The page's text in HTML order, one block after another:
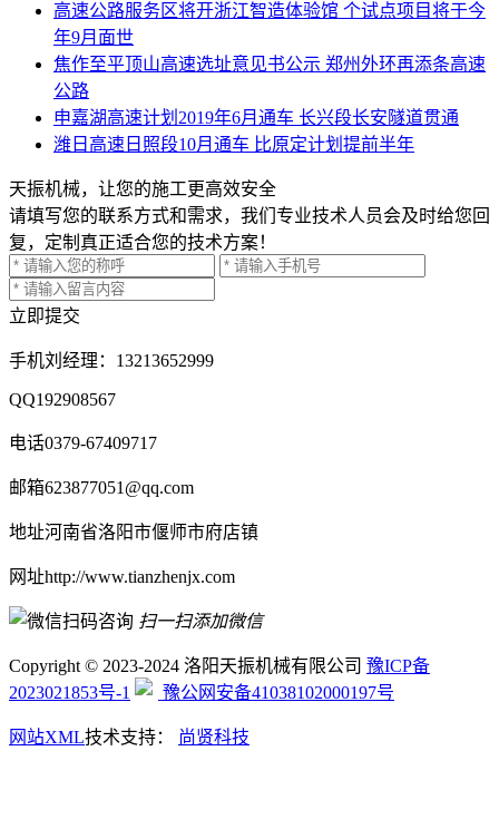
高速公路服务区将开浙江智造体验馆 个试点项目将于今
年9月面世
焦作至平顶山高速选址意见书公示 郑州外环再添条高速
公路
申嘉湖高速计划2019年6月通车 长兴段长安隧道贯通
潍日高速日照段10月通车 比原定计划提前半年
天振机械，让您的施工更高效安全
请填写您的联系方式和需求，我们专业技术人员会及时给您回
复，定制真正适合您的技术方案！
立即提交
手机刘经理：13213652999
QQ192908567
电话0379-67409717
邮箱623877051@qq.com
地址河南省洛阳市偃师市府店镇
网址http://www.tianzhenjx.com
扫一扫添加微信
Copyright © 2023-2024 洛阳天振机械有限公司 豫ICP备
2023021853号-1
豫公网安备41038102000197号
网站XML技术支持： 尚贤科技